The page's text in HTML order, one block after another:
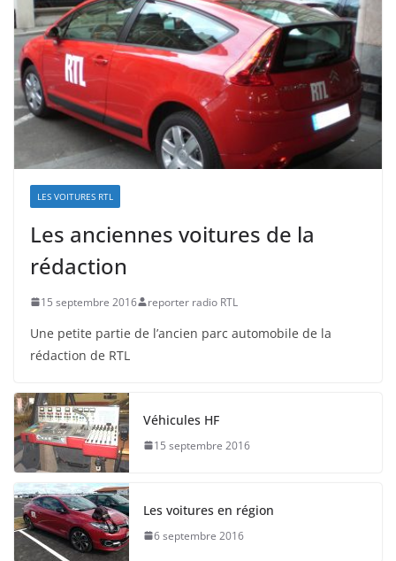
LES VOITURES RTL
Les anciennes voitures de la
rédaction
15 septembre 2016 reporter radio RTL
Une petite partie de l’ancien parc automobile de la
rédaction de RTL
Véhicules HF
15 septembre 2016
Les voitures en région
6 septembre 2016